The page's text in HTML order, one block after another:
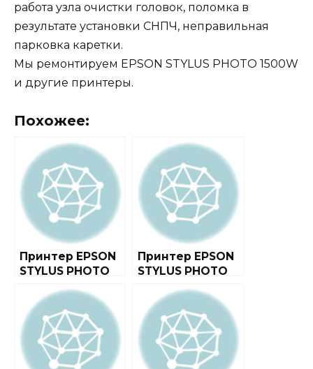
работа узла очистки головок, поломка в
результате установки СНПЧ, неправильная
парковка каретки.
Мы ремонтируем EPSON STYLUS PHOTO 1500W
и другие принтеры.
Похожее:
Принтер EPSON
STYLUS PHOTO
Принтер EPSON
STYLUS PHOTO